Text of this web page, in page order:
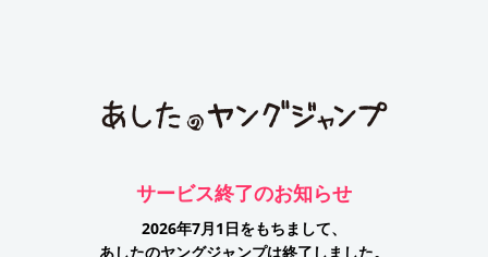
サービス終了のお知らせ
2026年7月1日をもちまして、
あしたのヤングジャンプは終了しました。